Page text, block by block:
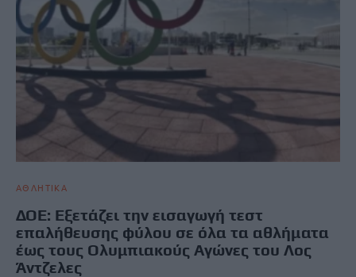
ΑΘΛΗΤΙΚΑ
ΔΟΕ: Εξετάζει την εισαγωγή τεστ
επαλήθευσης φύλου σε όλα τα αθλήματα
έως τους Ολυμπιακούς Αγώνες του Λος
Άντζελες